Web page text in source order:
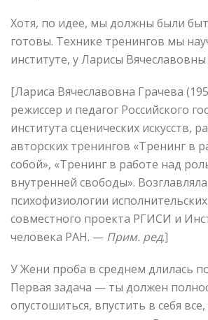
Хотя, по идее, мы должны были
готовы. Технике тренингов мы
институте, у Ларисы
[Лариса Вячеславовна Грачева
режиссер и педагог Российского
института сценических искусств,
авторских тренингов «Тренинг в
собой», «Тренинг в работе над
внутренней свободы».
психофизиологии
совместного проекта РГИСИ и
человека РАН. — Прим. ред.]
У Жени проба в среднем длилась
Первая задача — ты должен
опустошиться, впустить в себя